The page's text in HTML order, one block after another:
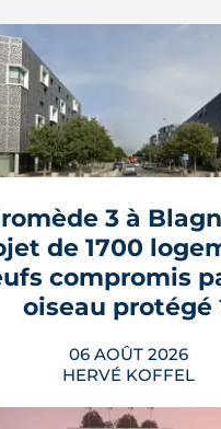
3 à
de 1700
compromis
oiseau protégé
06 AOÛT 2026
HERVÉ KOFFEL